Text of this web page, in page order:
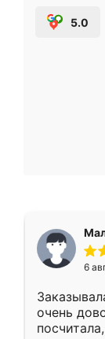
5.0
6
очень